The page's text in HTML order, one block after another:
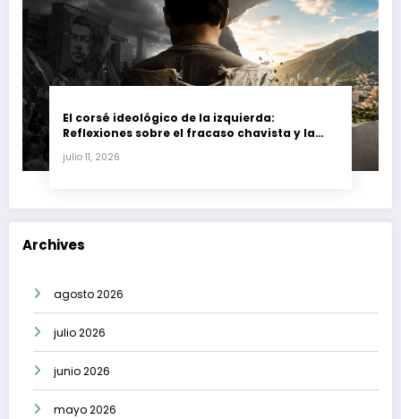
El corsé ideológico de la izquierda:
Reflexiones sobre el fracaso chavista y la
julio 11, 2026
Archives
agosto 2026
julio 2026
junio 2026
mayo 2026